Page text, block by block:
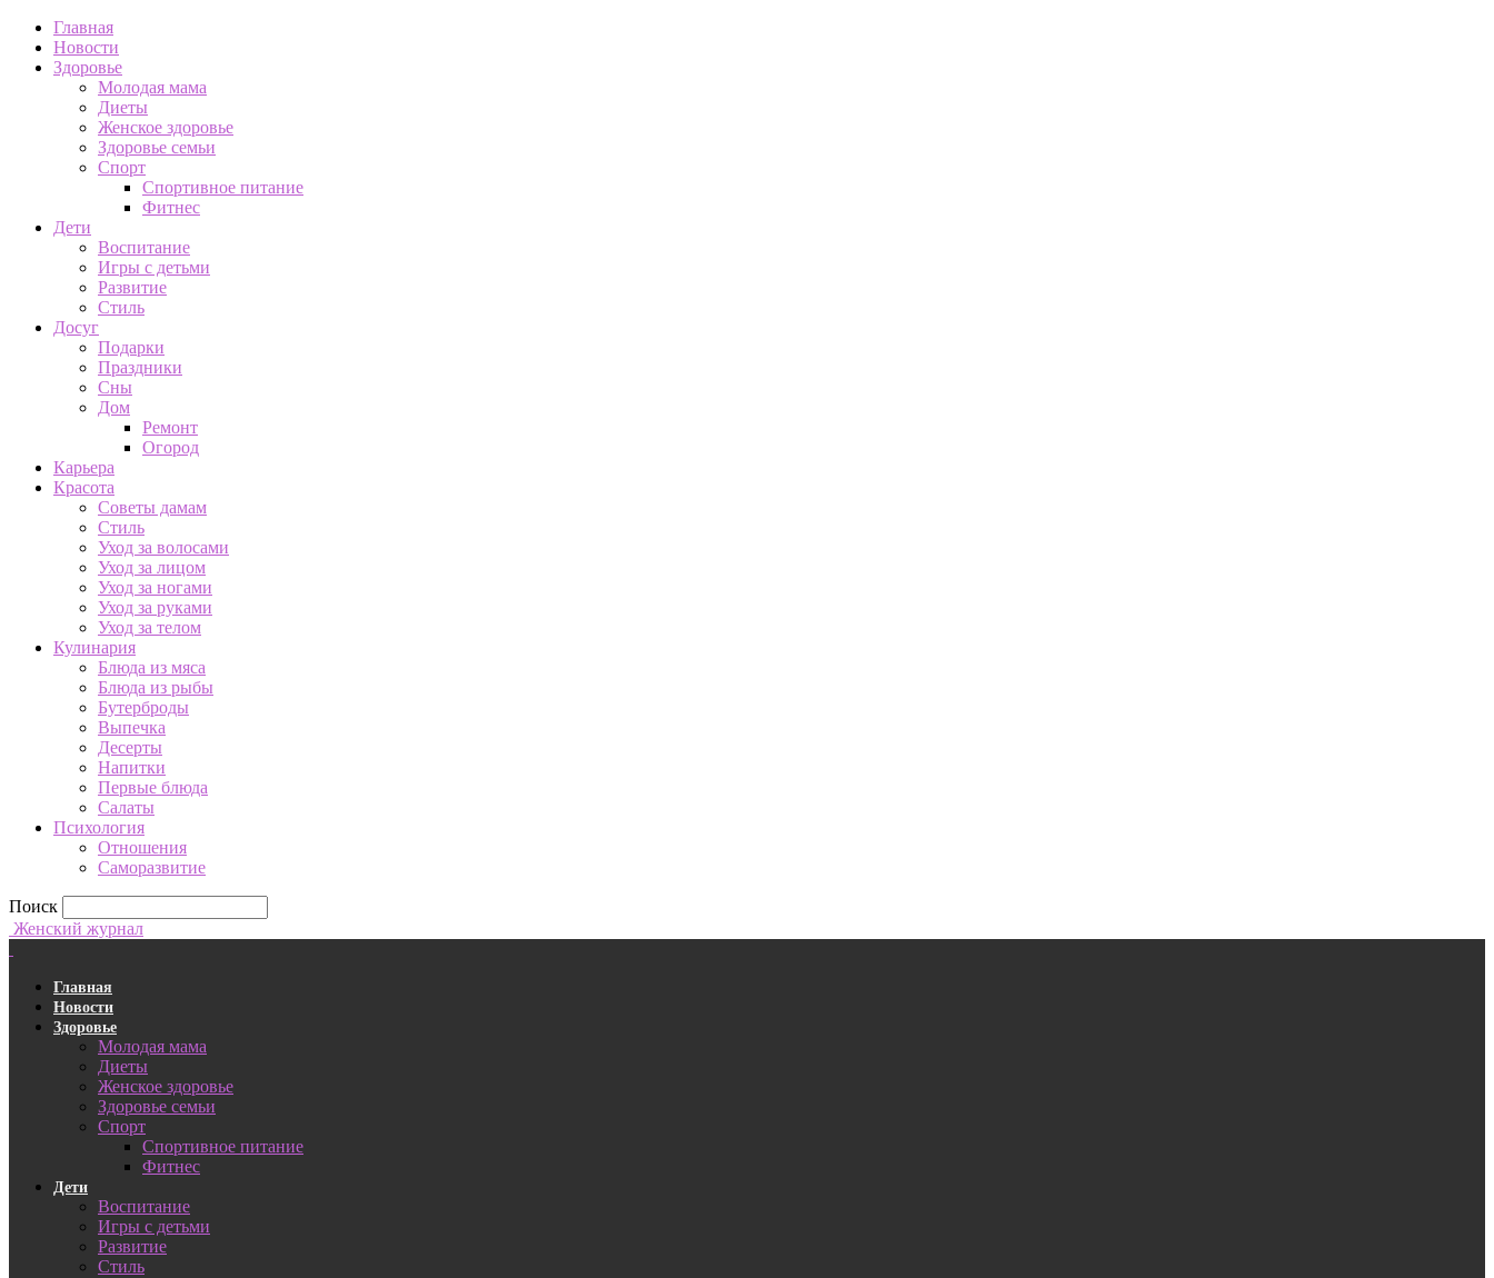
Главная
Новости
Здоровье
Молодая мама
Диеты
Женское здоровье
Здоровье семьи
Спорт
Спортивное питание
Фитнес
Дети
Воспитание
Игры с детьми
Развитие
Стиль
Досуг
Подарки
Праздники
Сны
Дом
Ремонт
Огород
Карьера
Красота
Советы дамам
Стиль
Уход за волосами
Уход за лицом
Уход за ногами
Уход за руками
Уход за телом
Кулинария
Блюда из мяса
Блюда из рыбы
Бутерброды
Выпечка
Десерты
Напитки
Первые блюда
Салаты
Психология
Отношения
Саморазвитие
Поиск
Женский журнал
Главная
Новости
Здоровье
Молодая мама
Диеты
Женское здоровье
Здоровье семьи
Спорт
Спортивное питание
Фитнес
Дети
Воспитание
Игры с детьми
Развитие
Стиль